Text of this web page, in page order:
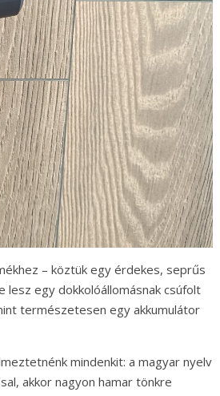
– köztük egy érdekes, seprűs
lesz egy dokkolóállomásnak csúfolt
természetesen egy akkumulátor
mindenkit: a magyar nyelv
akkor nagyon hamar tönkre